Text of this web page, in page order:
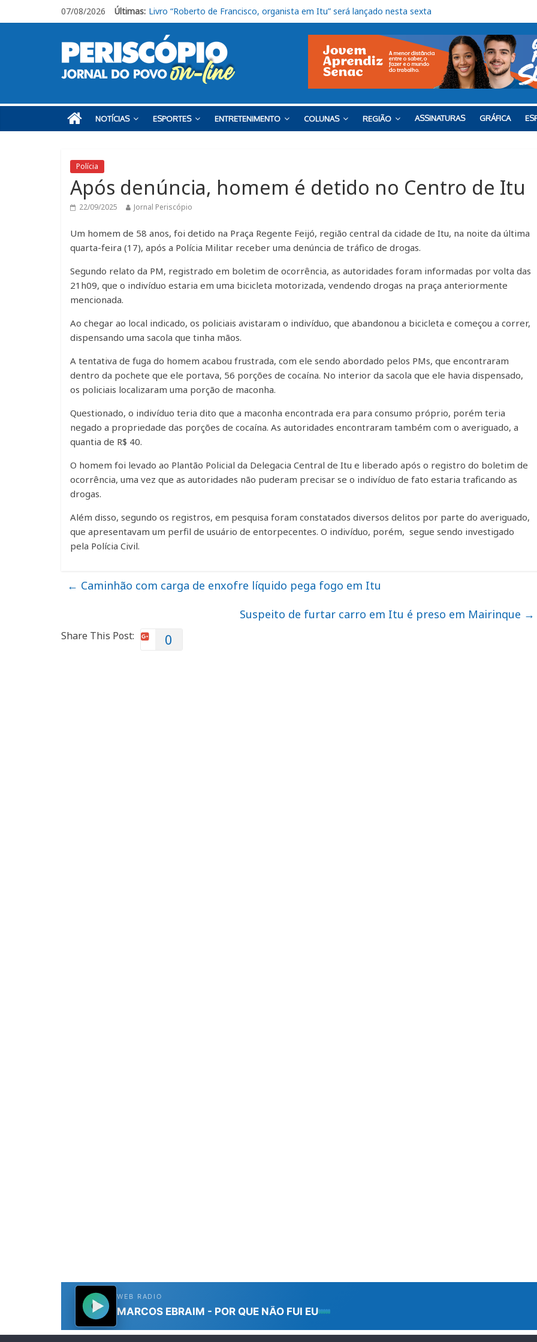
07/08/2026 Últimas: CEUNSP apresenta novos espaços do Bloco K no Campus Salto
Itu registra alta no Ideb e alcança nota 6,5 nos anos iniciais do Ensino Fundamental
Fraternidades Franciscanas realizam ação solidária em benefício do Lar Santo Inácio, em Itu
CIS abre 10 vagas de estágio para estudantes de diversas áreas em Itu
Livro “Roberto de Francisco, organista em Itu” será lançado nesta sexta
NOTÍCIAS ESPORTES ENTRETENIMENTO COLUNAS REGIÃO ASSINATURAS GRÁFICA
Polícia
Após denúncia, homem é detido no Centro de Itu
22/09/2025 Jornal Periscópio
Um homem de 58 anos, foi detido na Praça Regente Feijó, região central da cidade de Itu, na noite da última
quarta-feira (17), após a Polícia Militar receber uma denúncia de tráfico de drogas.
Segundo relato da PM, registrado em boletim de ocorrência, as autoridades foram informadas por volta das
21h09, que o indivíduo estaria em uma bicicleta motorizada, vendendo drogas na praça anteriormente
mencionada.
Ao chegar ao local indicado, os policiais avistaram o indivíduo, que abandonou a bicicleta e começou a correr,
dispensando uma sacola que tinha mãos.
A tentativa de fuga do homem acabou frustrada, com ele sendo abordado pelos PMs, que encontraram
dentro da pochete que ele portava, 56 porções de cocaína. No interior da sacola que ele havia dispensado,
os policiais localizaram uma porção de maconha.
Questionado, o indivíduo teria dito que a maconha encontrada era para consumo próprio, porém teria
negado a propriedade das porções de cocaína. As autoridades encontraram também com o averiguado, a
quantia de R$ 40.
O homem foi levado ao Plantão Policial da Delegacia Central de Itu e liberado após o registro do boletim de
ocorrência, uma vez que as autoridades não puderam precisar se o indivíduo de fato estaria traficando as
drogas.
Além disso, segundo os registros, em pesquisa foram constatados diversos delitos por parte do averiguado,
que apresentavam um perfil de usuário de entorpecentes. O indivíduo, porém, segue sendo investigado
pela Polícia Civil.
← Caminhão com carga de enxofre líquido pega fogo em Itu
Suspeito de furtar carro em Itu é preso em Mairinque →
Share This Post: 0